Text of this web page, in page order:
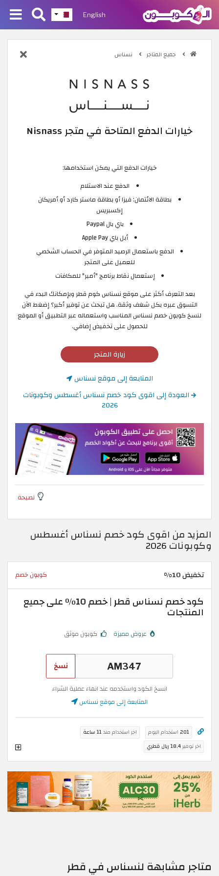
English
جميع المتاجر نسناس
خيارات الدفع المتاحة في متجر Nisnass
خيارات الدفع التي يمكن استخدامها:
الدفع عند الاستلام
بطاقة الائتمان: فيزا أو بطاقة ماستر كارد أو أمريكان
إكسبريس
باي بال Paypal
أبل باي Apple Pay
الدفع باستعمال الرصيد المتوفر في الحساب الشخصي
للعميل على المتجر
إستعمال نقاط برنامج "أمبر" للمكافآت
بعد التعرف أكثر على موقع نسناس كوم قطر وبإمكانك البدء في
التسوق عبره بكل شغف وثقة. هل تبحث عن توفير أكبر؟ إضغط الآن
لنسخ كوبون خصم نسناس المناسب واستعماله عبر التطبيق أو الموقع
للحصول على تخفيض إضافي.
زيارة المتجر
المتابعة إلى موقع نسناس
العودة إلى اقوى كود خصم نسناس أغسطس وكوبونات
2026
نصيحة
المزيد من اقوى كود خصم نسناس أغسطس
وكوبونات 2026
تخفيض 10% كوبون خصم
كود خصم نسناس قطر | خصم 10٪ على جميع
المنتجات
عروض مميزة كوبون موثق
نسخ
انسخ الكود واستخدمه عند انهاء عملية الشراء
المتابعة إلى موقع نسناس
201 استخدام اليوم اخر استخدام منذ11 ساعة
اخر توفير18.4 ريال قطري
متاجر مشابهة لنسناس في قطر